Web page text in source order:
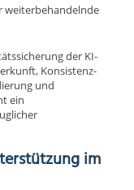
weiterbehandelnde
der KI-
Konsistenz-
und
ein
im